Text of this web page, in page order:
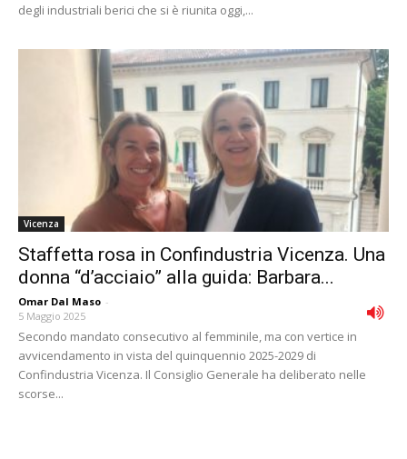
degli industriali berici che si è riunita oggi,...
Vicenza
Staffetta rosa in Confindustria Vicenza. Una
donna “d’acciaio” alla guida: Barbara...
Omar Dal Maso -
5 Maggio 2025
Secondo mandato consecutivo al femminile, ma con vertice in
avvicendamento in vista del quinquennio 2025-2029 di
Confindustria Vicenza. Il Consiglio Generale ha deliberato nelle
scorse...